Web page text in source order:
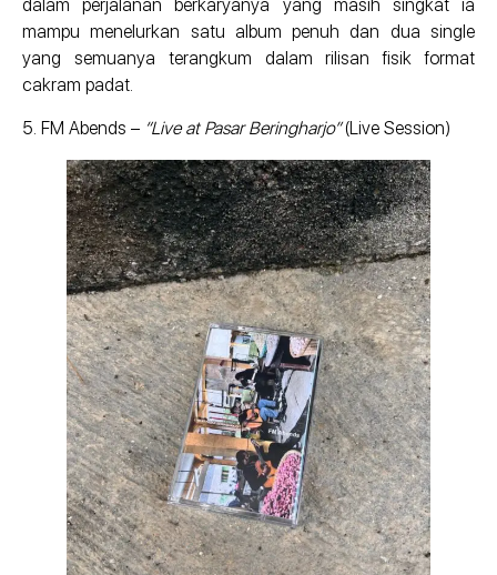
dalam perjalanan berkaryanya yang masih singkat ia
mampu menelurkan satu album penuh dan dua single
yang semuanya terangkum dalam rilisan fisik format
cakram padat.
5. FM Abends – “Live at Pasar Beringharjo”(Live Session)